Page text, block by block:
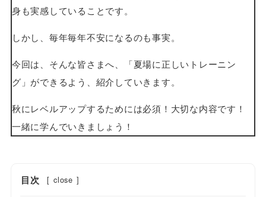
身も実感していることです。
しかし、毎年毎年不安になるのも事実。
今回は、そんな皆さまへ、「夏場に正しいトレーニン
グ」ができるよう、紹介していきます。
秋にレベルアップするためには必須！大切な内容です！
一緒に学んでいきましょう！
目次 [ close ]